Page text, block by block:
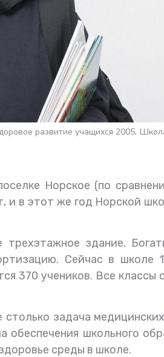
развитие учащихся 2005
Норское (по
и в этот же год Норской
здание.
Сейчас в школе
370 учеников. Все классы
задача
обеспечения школьного
среды в школе.